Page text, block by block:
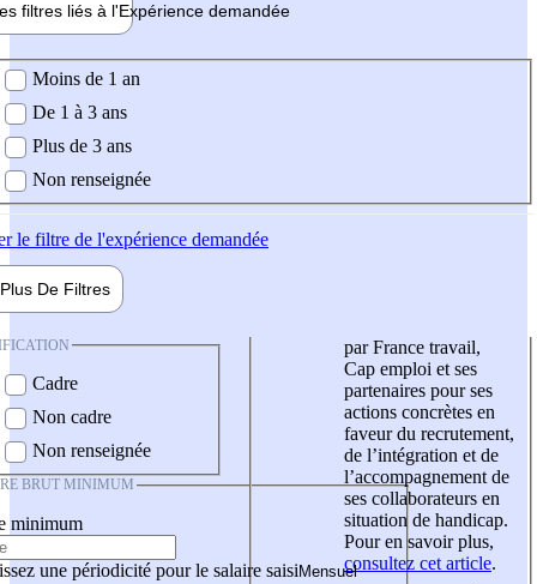
filtres liés à l'Expérience demandée
demandée
Moins de 1 an
De 1 à 3 ans
Plus de 3 ans
Non renseignée
le filtre de l'expérience demandée
Plus De Filtres
Cadre
Non cadre
Non renseignée
BRUT MINIMUM
minimum
une périodicité pour le salaire saisi
par France travail,
Cap emploi et ses
partenaires pour ses
actions concrètes en
faveur du recrutement,
de l’intégration et de
l’accompagnement de
ses collaborateurs en
situation de handicap.
Pour en savoir plus,
consultez cet article.